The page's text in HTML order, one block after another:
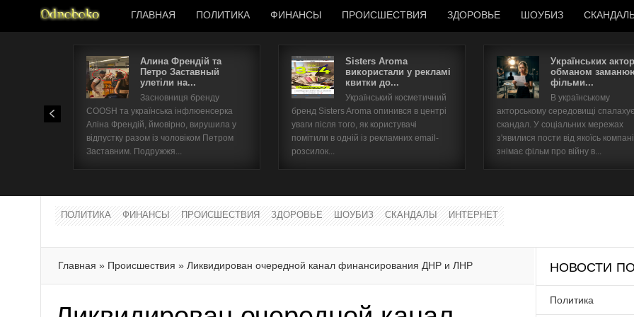
ГЛАВНАЯ ПОЛИТИКА ФИНАНСЫ ПРОИСШЕСТВИЯ ЗДОРОВЬЕ ШОУБИЗ
Алина Френдій та
Петро Заставный
улетіли на...
Засновниця бренду
COOSH та українська інфлюенсерка
Аліна Френдій, ймовірно, вирушила у
відпустку разом із чоловіком Петром
Заставним. Подружжя...
Sisters Aroma
використали у рекламі
квитки до...
Український косметичний
бренд Sisters Aroma опинився в центрі
уваги після того, як користувачі
помітили в одній із рекламних email-
розсилок...
Українських
обманом
фільми...
В українському
акторському середовищі спалахує
скандал. У соціальних мережах
з'явилися пости від якоїсь
знімає фільм про війну в...
ПОЛИТИКА ФИНАНСЫ ПРОИСШЕСТВИЯ ЗДОРОВЬЕ ШОУБИЗ СКАНДАЛЫ ИНТЕРНЕТ
Главная » Происшествия » Ликвидирован очередной канал финансирования ДНР и ЛНР НОВОСТИ
Политика
Имя пользователя
Забыли имя пользователя?